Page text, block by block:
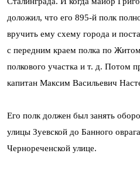
доложил, что его 895-й полк
вручить ему схему города и
с передним краем полка по
полкового участка и т. д. Потом
капитан Максим Васильевич
Его полк должен был занять
улицы Зуевской до Банного
Чернореченской улице.